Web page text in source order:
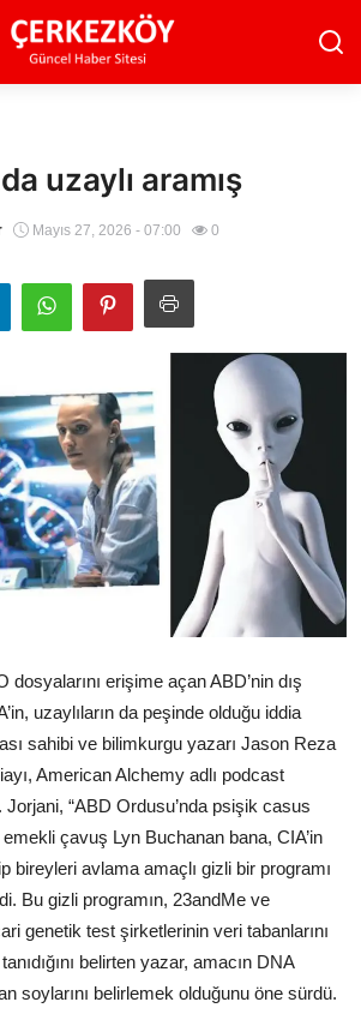
uzaylı aramış
Mayıs 27, 2026 - 07:00 0
erişime açan ABD’nin dış
uzaylıların da peşinde olduğu iddia
sahibi ve bilimkurgu yazarı Jason Reza
American Alchemy adlı podcast
Jorjani, “ABD Ordusu’nda psişik casus
çavuş Lyn Buchanan bana, CIA’in
bireyleri avlama amaçlı gizli bir programı
Bu gizli programın, 23andMe ve
genetik test şirketlerinin veri tabanlarını
belirten yazar, amacın DNA
soylarını belirlemek olduğunu öne sürdü.